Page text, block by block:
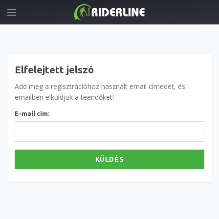
Elfelejtett jelszó
Add meg a regisztrációhoz használt email címedet, és
emailben elküldjük a teendőket!
E-mail cím:
KÜLDÉS